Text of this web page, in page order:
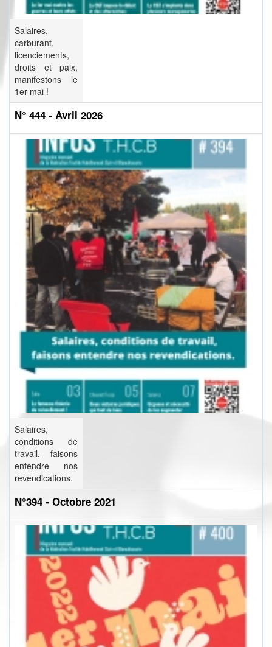
Salaires,
carburant,
licenciements,
droits et paix,
manifestons le
1er mai !
N° 444 - Avril 2026
Salaires,
conditions de
travail, faisons
entendre nos
revendications.
N°394 - Octobre 2021